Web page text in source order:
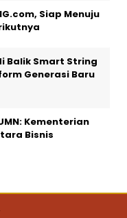
Siap Menuju
Balik Smart String
Generasi Baru
Kementerian
Bisnis